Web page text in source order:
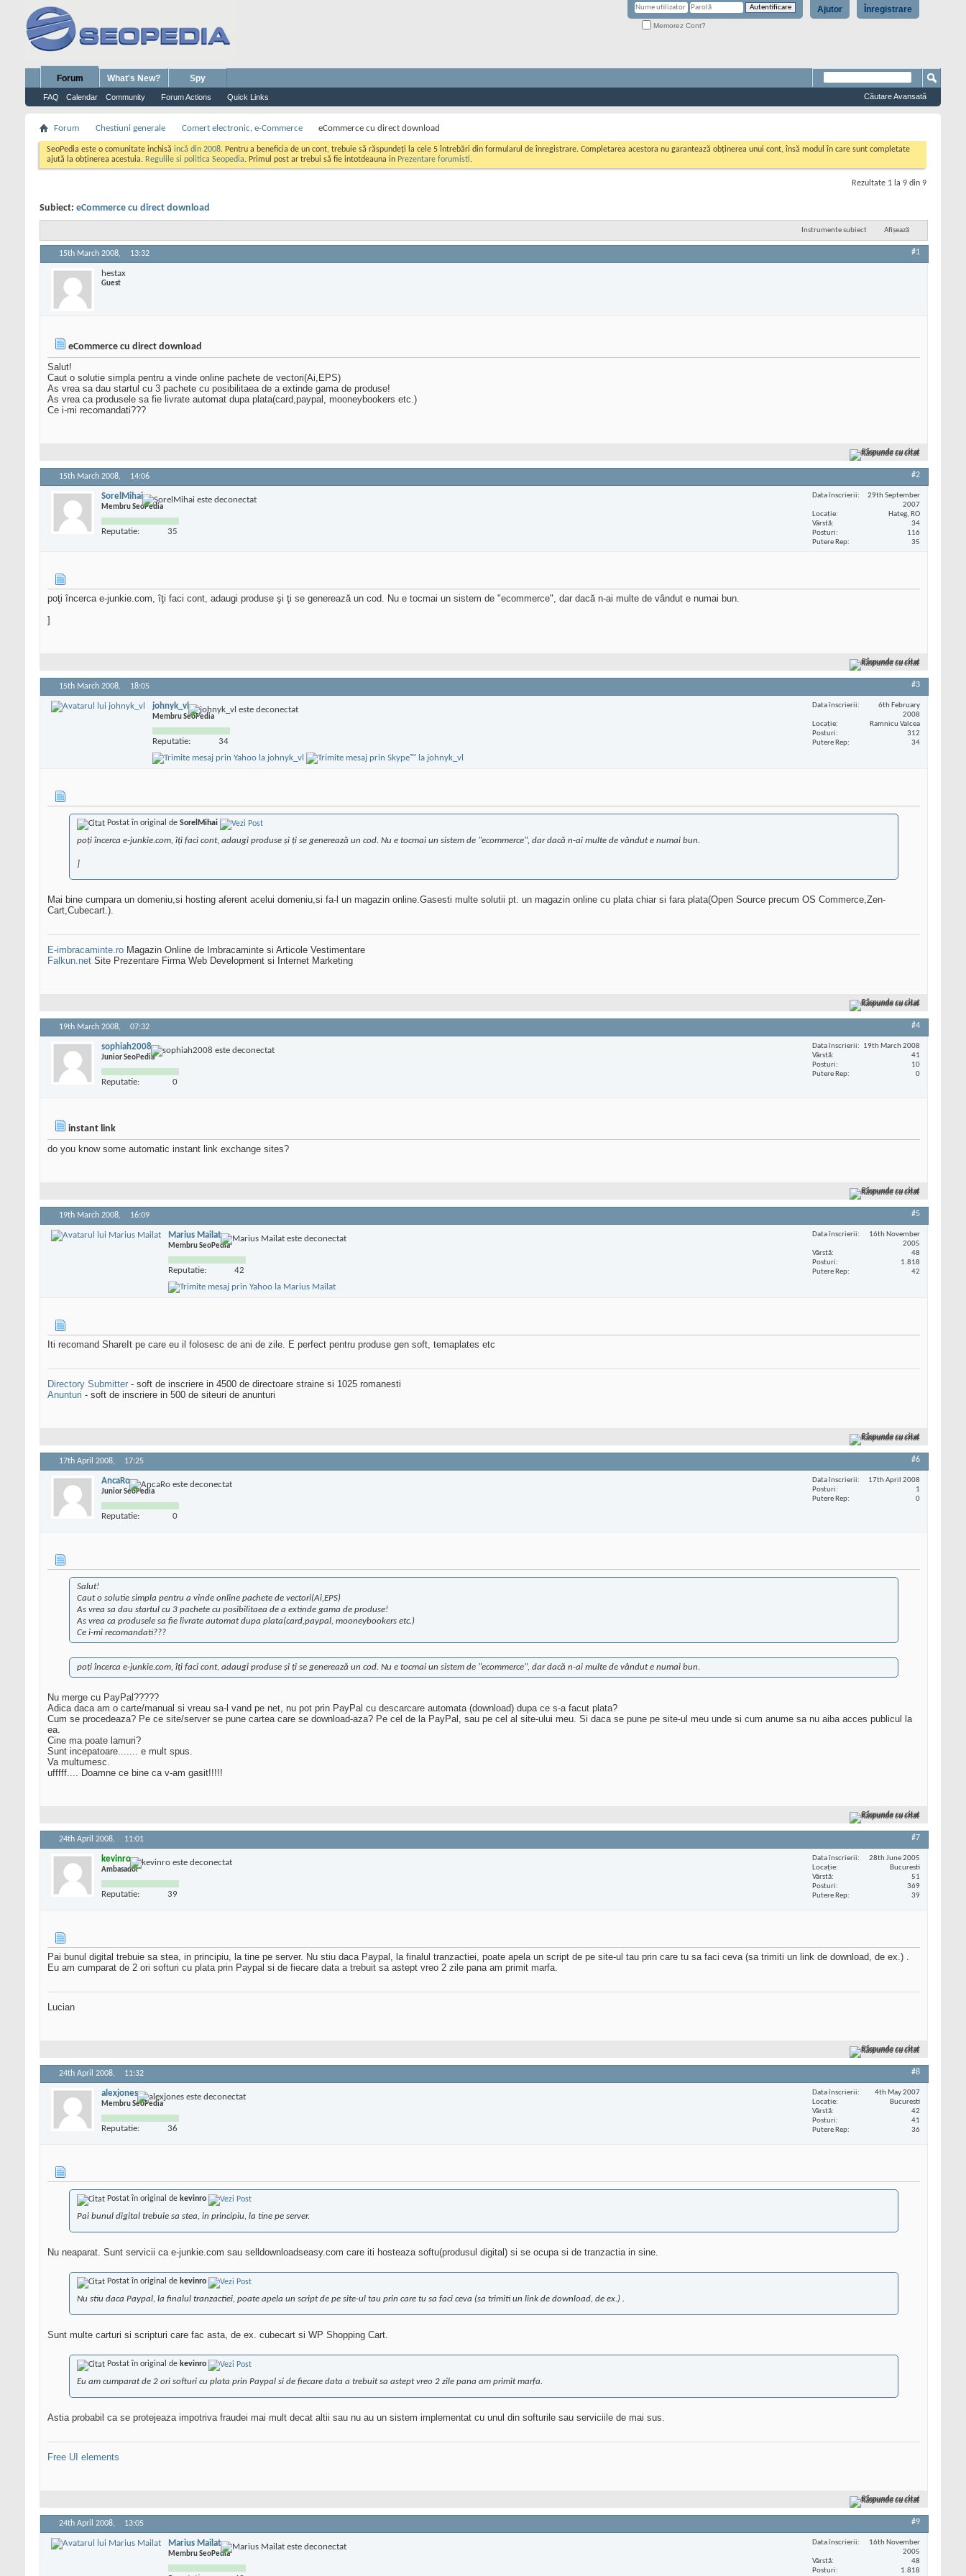
Înregistrare
Ajutor
Memorez Cont?
Forum
FAQ Calendar Community Forum Actions Quick Links
What's New? Spy
Căutare Avansată
Forum Chestiuni generale Comert electronic, e-Commerce eCommerce cu direct download
SeoPedia este o comunitate inchisă incă din 2008. Pentru a beneficia de un cont, trebuie să răspundeți la cele 5 întrebări din formularul de înregistrare. Completarea acestora nu garantează obținerea unui cont, însă modul în care sunt completate
ajută la obținerea acestuia. Regulile si politica Seopedia. Primul post ar trebui să fie intotdeauna in Prezentare forumisti.
Rezultate 1 la 9 din 9
Subiect: eCommerce cu direct download
Instrumente subiect Afișează
15th March 2008, 13:32 #1
hestax
Guest
eCommerce cu direct download
Salut!
Caut o solutie simpla pentru a vinde online pachete de vectori(Ai,EPS)
As vrea sa dau startul cu 3 pachete cu posibilitaea de a extinde gama de produse!
As vrea ca produsele sa fie livrate automat dupa plata(card,paypal, mooneybookers etc.)
Ce i-mi recomandati???
Răspunde cu citat
15th March 2008, 14:06 #2
SorelMihai
Membru SeoPedia
Reputatie: 35
Data înscrierii
29th September
2007
Locaţie
Hateg, RO
Vârstă
34
Posturi
116
Putere Rep
35
poţi încerca e-junkie.com, îţi faci cont, adaugi produse şi ţi se generează un cod. Nu e tocmai un sistem de "ecommerce", dar dacă n-ai multe de vândut e numai bun.
]
Răspunde cu citat
15th March 2008, 18:05 #3
johnyk_vl
Membru SeoPedia
Reputatie: 34
Data înscrierii
6th February
2008
Locaţie
Ramnicu Valcea
Posturi
312
Putere Rep
34
Postat în original de SorelMihai
poţi încerca e-junkie.com, îţi faci cont, adaugi produse şi ţi se generează un cod. Nu e tocmai un sistem de "ecommerce", dar dacă n-ai multe de vândut e numai bun.
]
Mai bine cumpara un domeniu,si hosting aferent acelui domeniu,si fa-l un magazin online.Gasesti multe solutii pt. un magazin online cu plata chiar si fara plata(Open Source precum OS Commerce,Zen-
Cart,Cubecart.).
E-imbracaminte.ro Magazin Online de Imbracaminte si Articole Vestimentare
Falkun.net Site Prezentare Firma Web Development si Internet Marketing
Răspunde cu citat
19th March 2008, 07:32 #4
sophiah2008
Junior SeoPedia
Reputatie: 0
Data înscrierii
19th March 2008
Vârstă
41
Posturi
10
Putere Rep
0
instant link
do you know some automatic instant link exchange sites?
Răspunde cu citat
19th March 2008, 16:09 #5
Marius Mailat
Membru SeoPedia
Reputatie: 42
Data înscrierii
16th November
2005
Vârstă
48
Posturi
1.818
Putere Rep
42
Iti recomand ShareIt pe care eu il folosesc de ani de zile. E perfect pentru produse gen soft, temaplates etc
Directory Submitter - soft de inscriere in 4500 de directoare straine si 1025 romanesti
Anunturi - soft de inscriere in 500 de siteuri de anunturi
Răspunde cu citat
17th April 2008, 17:25 #6
AncaRo
Junior SeoPedia
Reputatie: 0
Data înscrierii
17th April 2008
Posturi
1
Putere Rep
0
Salut!
Caut o solutie simpla pentru a vinde online pachete de vectori(Ai,EPS)
As vrea sa dau startul cu 3 pachete cu posibilitaea de a extinde gama de produse!
As vrea ca produsele sa fie livrate automat dupa plata(card,paypal, mooneybookers etc.)
Ce i-mi recomandati???
poţi încerca e-junkie.com, îţi faci cont, adaugi produse şi ţi se generează un cod. Nu e tocmai un sistem de "ecommerce", dar dacă n-ai multe de vândut e numai bun.
Nu merge cu PayPal?????
Adica daca am o carte/manual si vreau sa-l vand pe net, nu pot prin PayPal cu descarcare automata (download) dupa ce s-a facut plata?
Cum se procedeaza? Pe ce site/server se pune cartea care se download-aza? Pe cel de la PayPal, sau pe cel al site-ului meu. Si daca se pune pe site-ul meu unde si cum anume sa nu aiba acces publicul la
ea.
Cine ma poate lamuri?
Sunt incepatoare....... e mult spus.
Va multumesc.
ufffff.... Doamne ce bine ca v-am gasit!!!!!
Răspunde cu citat
24th April 2008, 11:01 #7
kevinro
Ambasador
Reputatie: 39
Data înscrierii
28th June 2005
Locaţie
Bucuresti
Vârstă
51
Posturi
369
Putere Rep
39
Pai bunul digital trebuie sa stea, in principiu, la tine pe server. Nu stiu daca Paypal, la finalul tranzactiei, poate apela un script de pe site-ul tau prin care tu sa faci ceva (sa trimiti un link de download, de ex.) .
Eu am cumparat de 2 ori softuri cu plata prin Paypal si de fiecare data a trebuit sa astept vreo 2 zile pana am primit marfa.
Lucian
Răspunde cu citat
24th April 2008, 11:32 #8
alexjones
Membru SeoPedia
Reputatie: 36
Data înscrierii
4th May 2007
Locaţie
Bucuresti
Vârstă
42
Posturi
41
Putere Rep
36
Postat în original de kevinro
Pai bunul digital trebuie sa stea, in principiu, la tine pe server.
Nu neaparat. Sunt servicii ca e-junkie.com sau selldownloadseasy.com care iti hosteaza softu(produsul digital) si se ocupa si de tranzactia in sine.
Postat în original de kevinro
Nu stiu daca Paypal, la finalul tranzactiei, poate apela un script de pe site-ul tau prin care tu sa faci ceva (sa trimiti un link de download, de ex.) .
Sunt multe carturi si scripturi care fac asta, de ex. cubecart si WP Shopping Cart.
Postat în original de kevinro
Eu am cumparat de 2 ori softuri cu plata prin Paypal si de fiecare data a trebuit sa astept vreo 2 zile pana am primit marfa.
Astia probabil ca se protejeaza impotriva fraudei mai mult decat altii sau nu au un sistem implementat cu unul din softurile sau serviciile de mai sus.
Free UI elements
Răspunde cu citat
24th April 2008, 13:05 #9
Marius Mailat
Membru SeoPedia
Data înscrierii
16th November
2005
Vârstă
48
Posturi
1.818